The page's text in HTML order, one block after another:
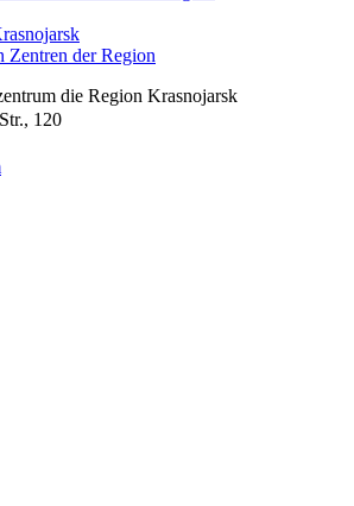
Zentren der Region
die Region Krasnojarsk
120